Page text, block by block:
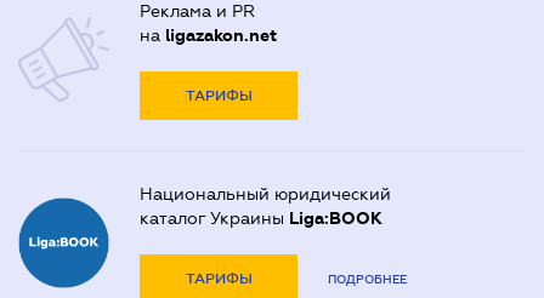
Реклама и PR
на ligazakon.net
ТАРИФЫ
Национальный юридический
каталог Украины Liga:BOOK
ТАРИФЫ ПОДРОБНЕЕ